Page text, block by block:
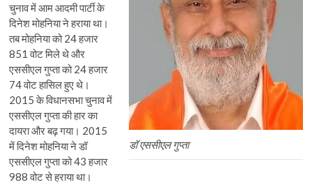
डॉ एससीएल गुप्ता
चुनाव में आम आदमी पार्टी के
दिनेश मोहनिया ने हराया था।
तब मोहनिया को 24 हजार
851 वोट मिले थे और
एससीएल गुप्ता को 24 हजार
74 वोट हासिल हुए थे।
2015 के विधानसभा चुनाव में
एससीएल गुप्ता की हार का
दायरा और बढ़ गया। 2015
में दिनेश मोहनिया ने डॉ
एससीएल गुप्ता को 43 हजार
988 वोट से हराया था।